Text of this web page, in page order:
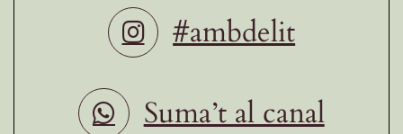
#ambdelit
Suma’t al canal